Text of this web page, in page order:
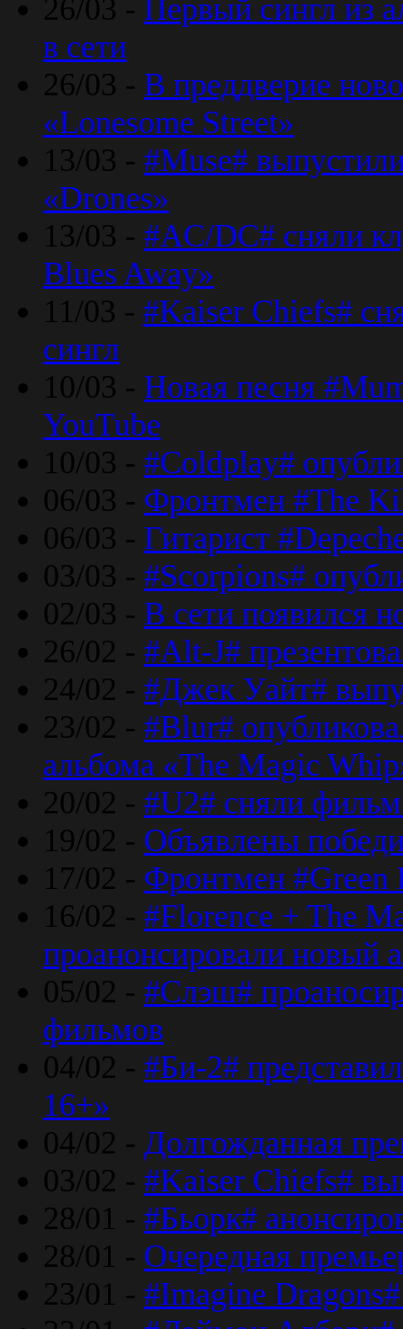
26/03 - Первый сингл из
в сети
26/03 - В преддверие
«Lonesome Street»
13/03 - #Muse#
«Drones»
13/03 - #AC/DC# сняли
Blues Away»
11/03 - #Kaiser Chiefs#
сингл
10/03 - Новая песня
YouTube
10/03 - #Coldplay#
06/03 - Фронтмен #The
06/03 - Гитарист
03/03 - #Scorpions#
02/03 - В сети появился
26/02 - #Alt-J#
24/02 - #Джек Уайт#
23/02 - #Blur#
альбома «The Magic
20/02 - #U2# сняли
19/02 - Объявлены
17/02 - Фронтмен #Green
16/02 - #Florence + The
проанонсировали новый
05/02 - #Слэш#
фильмов
04/02 - #Би-2#
16+»
04/02 - Долгожданная
03/02 - #Kaiser Chiefs#
28/01 - #Бьорк#
28/01 - Очередная
23/01 - #Imagine